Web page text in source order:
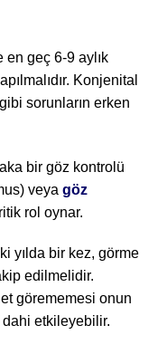
geç 6-9 aylık
Konjenital
sorunların erken
bir göz kontrolü
veya göz
rol oynar.
yılda bir kez, görme
edilmelidir.
görememesi onun
dahi etkileyebilir.